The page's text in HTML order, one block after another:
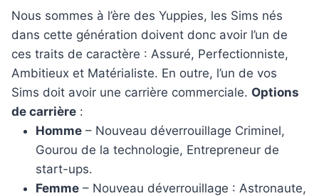
Nous sommes à l’ère des Yuppies, les Sims nés
dans cette génération doivent donc avoir l’un de
ces traits de caractère : Assuré, Perfectionniste,
Ambitieux et Matérialiste. En outre, l’un de vos
Sims doit avoir une carrière commerciale. Options
de carrière :
Homme – Nouveau déverrouillage Criminel,
Gourou de la technologie, Entrepreneur de
start-ups.
Femme – Nouveau déverrouillage : Astronaute,